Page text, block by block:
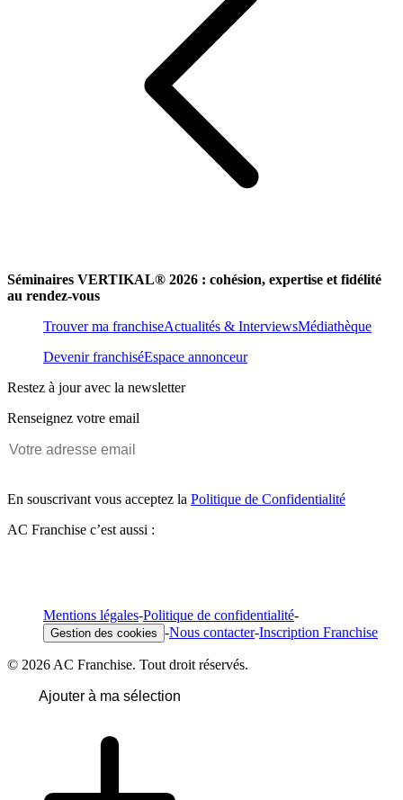
Séminaires VERTIKAL® 2026 : cohésion, expertise et fidélité
au rendez-vous
Trouver ma franchiseActualités & InterviewsMédiathèque
Devenir franchiséEspace annonceur
Restez à jour avec la newsletter
Renseignez votre email
En souscrivant vous acceptez la Politique de Confidentialité
AC Franchise c’est aussi :
Mentions légales-Politique de confidentialité-
Gestion des cookies -Nous contacter-Inscription Franchise
© 2026 AC Franchise. Tout droit réservés.
Ajouter à ma sélection